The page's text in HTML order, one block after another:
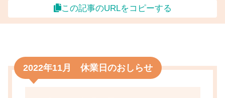
この記事のURLをコピーする
2022年11月 休業日のおしらせ